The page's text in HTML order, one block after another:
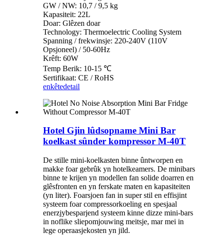
GW / NW: 10,7 / 9,5 kg
Kapasiteit: 22L
Doar: Glêzen doar
Technology: Thermoelectric Cooling System
Spanning / frekwinsje: 220-240V (110V
Opsjoneel) / 50-60Hz
Krêft: 60W
Temp Berik: 10-15 ℃
Sertifikaat: CE / RoHS
enkêtedetail
Hotel Gjin lûdsopname Mini Bar
koelkast sûnder kompressor M-40T
De stille mini-koelkasten binne ûntworpen en
makke foar gebrûk yn hotelkeamers. De minibars
binne te krijen yn modellen fan solide doarren en
glêsfronten en yn ferskate maten en kapasiteiten
(yn liter). Foarsjoen fan in super stil en effisjint
systeem foar compressorkoeling en spesjaal
enerzjybesparjend systeem kinne dizze mini-bars
in noflike sliepomjouwing meitsje, mar mei in
lege operaasjekosten yn jild.